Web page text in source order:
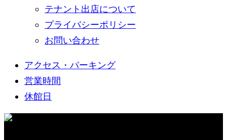
テナント出店について
プライバシーポリシー
お問い合わせ
アクセス・パーキング
営業時間
休館日